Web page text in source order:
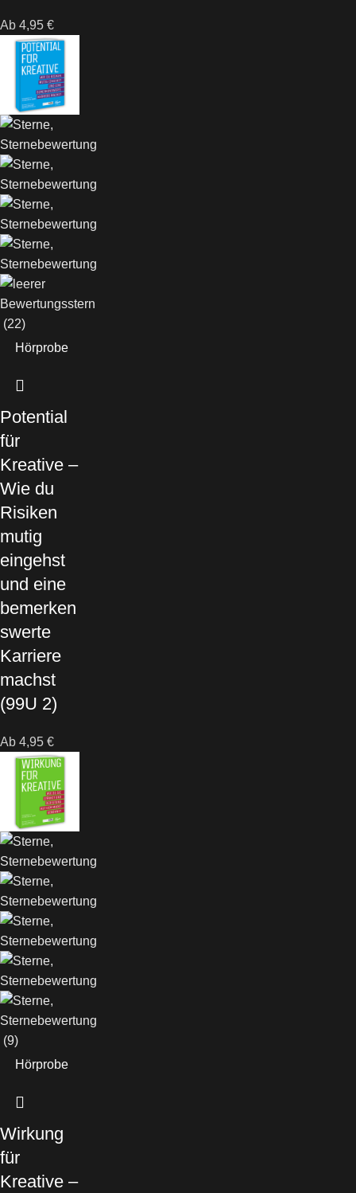
Ab 4,95 €
(22)
Hörprobe
Potential
für
Kreative –
Wie du
Risiken
mutig
eingehst
und eine
bemerken
swerte
Karriere
machst
(99U 2)
Ab 4,95 €
(9)
Hörprobe
Wirkung
für
Kreative –